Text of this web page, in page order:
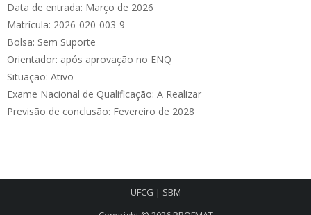
Data de entrada: Março de 2026
Matrícula: 2026-020-003-9
Bolsa: Sem Suporte
Orientador: após aprovação no ENQ
Situação: Ativo
Exame Nacional de Qualificação: A Realizar
Previsão de conclusão: Fevereiro de 2028
UFCG | SBM